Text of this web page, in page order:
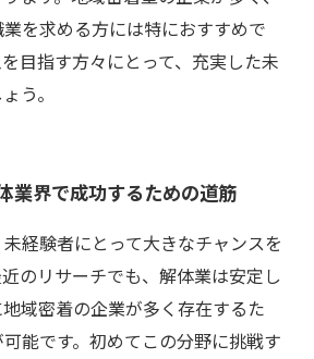
を求める方には特におすすめで
目指す方々にとって、充実した未
う。
業界で成功するための道筋
経験者にとって大きなチャンスを
のリサーチでも、解体業は安定し
域密着の企業が多く存在するた
能です。初めてこの分野に挑戦す